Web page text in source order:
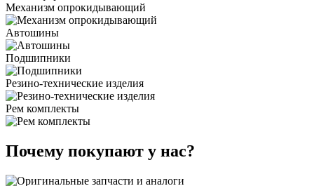
Механизм опрокидывающий
Автошины
Подшипники
Резино-технические изделия
Рем комплекты
Почему покупают у нас?